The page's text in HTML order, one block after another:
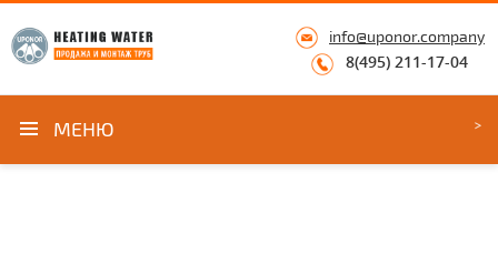
info@uponor.company
8(495) 211-17-04
МЕНЮ